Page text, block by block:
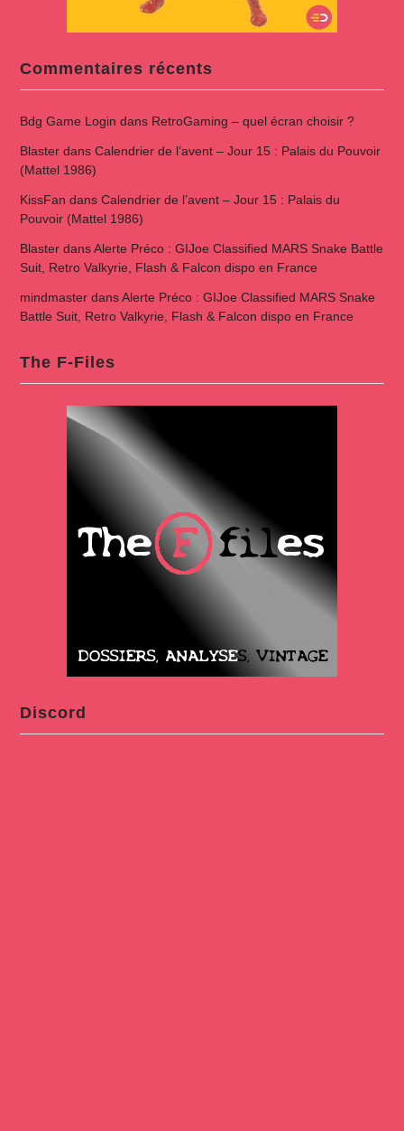
Commentaires récents
Bdg Game Login dans RetroGaming – quel écran choisir ?
Blasterdans Calendrier de l’avent – Jour 15 : Palais du Pouvoir
(Mattel 1986)
KissFan dans Calendrier de l’avent – Jour 15 : Palais du
Pouvoir (Mattel 1986)
BlasterdansAlerte Préco : GIJoe Classified MARS Snake Battle
Suit, Retro Valkyrie, Flash & Falcon dispo en France
mindmasterdansAlerte Préco : GIJoe Classified MARS Snake
Battle Suit, Retro Valkyrie, Flash & Falcon dispo en France
The F-Files
Discord